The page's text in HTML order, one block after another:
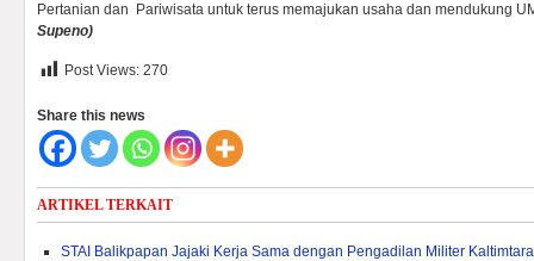
Pertanian dan Pariwisata untuk terus memajukan usaha dan mendukung
Supeno)
Post Views: 270
Share this news
ARTIKEL TERKAIT
STAI Balikpapan Jajaki Kerja Sama dengan Pengadilan Militer Kaltimtara